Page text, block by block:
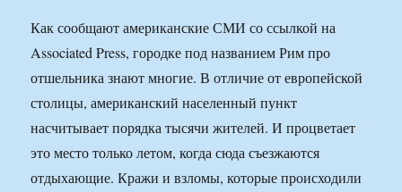
Как сообщают американские СМИ со ссылкой на
Associated Press, городке под названием Рим про
отшельника знают многие. В отличие от европейской
столицы, американский населенный пункт
насчитывает порядка тысячи жителей. И процветает
это место только летом, когда сюда съезжаются
отдыхающие. Кражи и взломы, которые происходили